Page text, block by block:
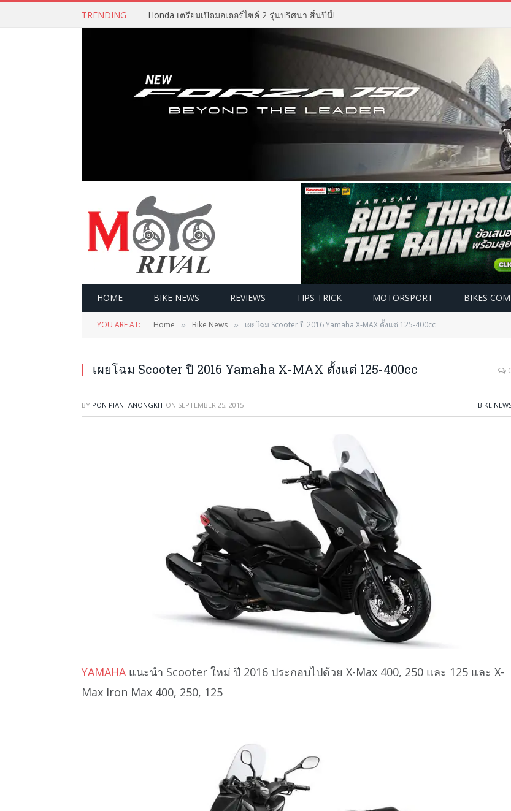
TRENDING Honda เตรียมเปิดมอเตอร์ไซค์ 2 รุ่นปริศนา สิ้นปีนี้!
HOME BIKE NEWS REVIEWS TIPS TRICK MOTORSPORT BIKES
YOU ARE AT: Home » Bike News » เผยโฉม Scooter ปี 2016 Yamaha X-MAX ตั้งแต่ 125-400cc
เผยโฉม Scooter ปี 2016 Yamaha X-MAX ตั้งแต่ 125-400cc
BY PON PIANTANONGKIT ON SEPTEMBER 25, 2015 BIKE
YAMAHAแนะนำ Scooter ใหม่ ปี 2016 ประกอบไปด้วย X-Max 400, 250 และ 125 และ X-
Max Iron Max 400, 250, 125